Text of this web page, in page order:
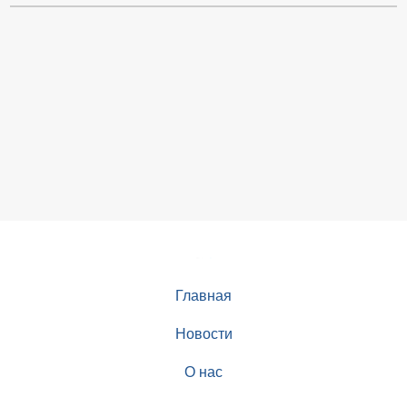
Главная
Новости
О нас